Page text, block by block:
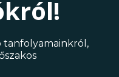
tanfolyamainkról,